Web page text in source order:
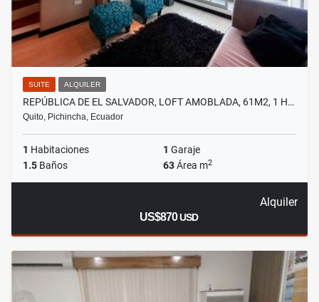
SUITE ALQUILER
REPÚBLICA DE EL SALVADOR, LOFT AMOBLADA, 61M2, 1 H…
Quito, Pichincha, Ecuador
1 Habitaciones 1 Garaje
1.5 Baños 63Área m2
Alquiler
US$870USD